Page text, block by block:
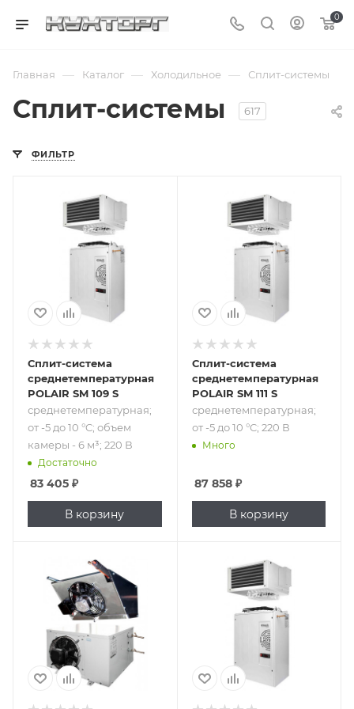
0
Главная — Каталог — Холодильное — Сплит-системы
Сплит-системы 617
ФИЛЬТР
Подпись к товару
среднетемпературная;
от -5 до 10 °C;
объем камеры - 6
Сплит-система
среднетемпературная
POLAIR SM 109 S
среднетемпературная;
от -5 до 10 °C; объем
камеры - 6 м³; 220 В
Достаточно
83 405 ₽
В корзину
Подпись к товару
среднетемпературная;
от -5 до 10 °C; 220
Сплит-система
среднетемпературная
POLAIR SM 111 S
среднетемпературная;
от -5 до 10 °C; 220 В
Много
87 858₽
В корзину
Подпись к товару
среднетемпературная;
от -5 до 5 °C; 220 В
Подпись к товару
среднетемпературная;
от -5 до 10 °C; 220